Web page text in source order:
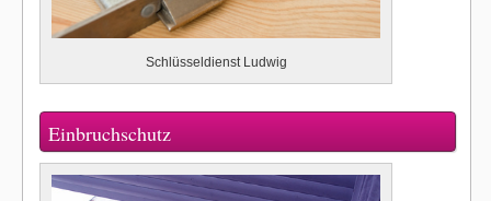
Schlüsseldienst Ludwig
Einbruchschutz